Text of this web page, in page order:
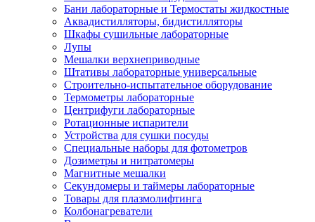
Бани лабораторные и Термостаты жидкостные
Аквадистилляторы, бидистилляторы
Шкафы сушильные лабораторные
Лупы
Мешалки верхнеприводные
Штативы лабораторные универсальные
Строительно-испытательное оборудование
Термометры лабораторные
Центрифуги лабораторные
Ротационные испарители
Устройства для сушки посуды
Специальные наборы для фотометров
Дозиметры и нитратомеры
Магнитные мешалки
Секундомеры и таймеры лабораторные
Товары для плазмолифтинга
Колбонагреватели